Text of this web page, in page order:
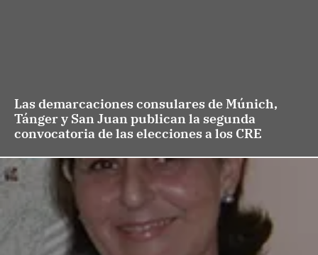
Las demarcaciones consulares de Múnich,
Tánger y San Juan publican la segunda
convocatoria de las elecciones a los CRE